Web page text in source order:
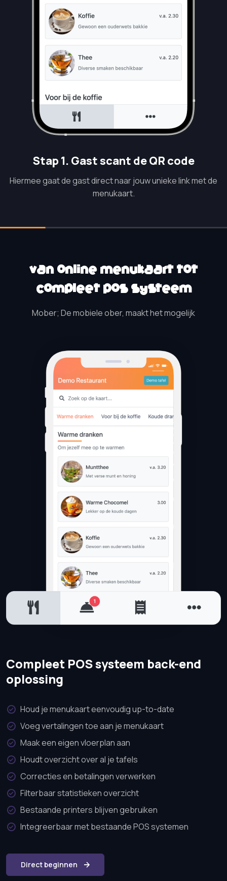
Stap 1. Gast scant de QR code
Hiermee gaat de gast direct naar jouw unieke link met de
menukaart.
Van online menukaart tot
compleet POS systeem
Mober; De mobiele ober, maakt het mogelijk
Compleet POS systeem back-end
oplossing
Houd je menukaart eenvoudig up-to-date
Voeg vertalingen toe aan je menukaart
Maak een eigen vloerplan aan
Houdt overzicht over al je tafels
Correcties en betalingen verwerken
Filterbaar statistieken overzicht
Bestaande printers blijven gebruiken
Integreerbaar met bestaande POS systemen
Direct beginnen